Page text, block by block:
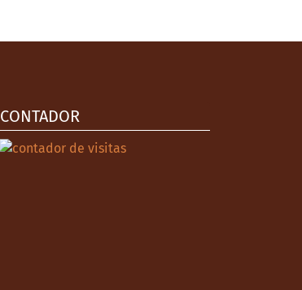
CONTADOR